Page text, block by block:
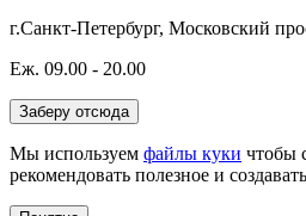
г.Санкт-Петербург, Московский
Еж. 09.00 - 20.00
Заберу отсюда
Мы используем файлы куки чтобы
рекомендовать полезное и